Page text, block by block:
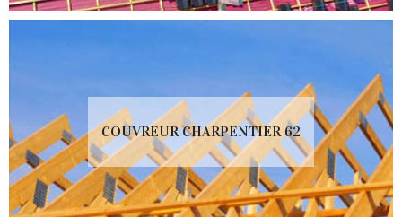
COUVREUR CHARPENTIER 62